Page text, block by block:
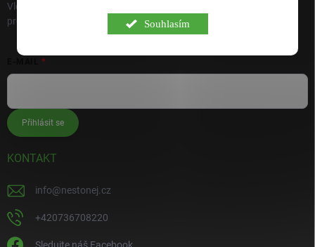
Souhlasím
Vložte svůj e-mail a my vám budeme zasílat informace o nových
produktech na našem e-shopu.
Přihlásit se
KONTAKT
info@nestonej.cz
+420736708220